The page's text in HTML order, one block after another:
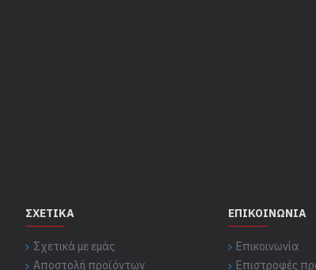
ΣΧΕΤΙΚΆ
Σχετικά με εμάς
Αποστολή προϊόντων
ΕΠΙΚΟΙΝΩΝΊΑ
Επικοινωνία
Επιστροφές